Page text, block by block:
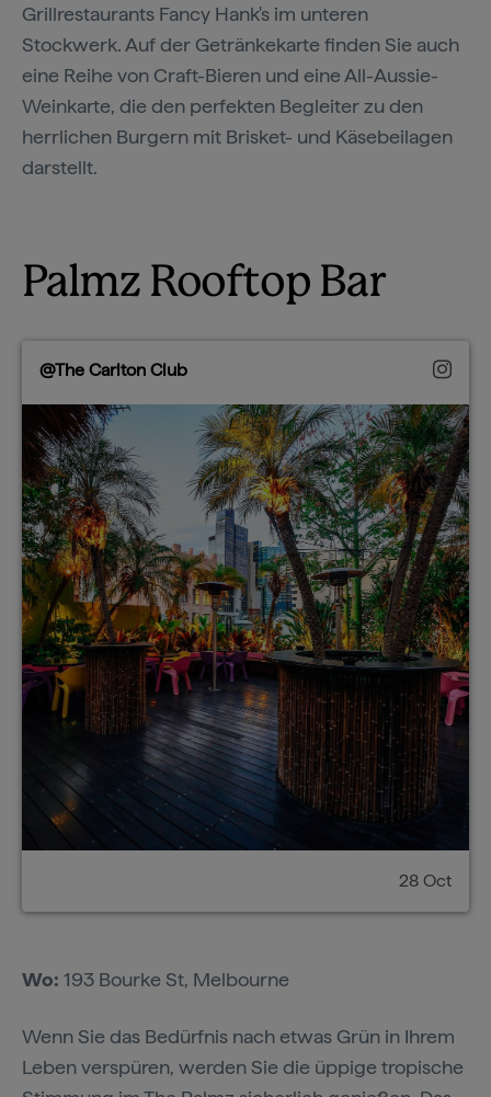
Grillrestaurants Fancy Hank's im unteren
Stockwerk. Auf der Getränkekarte finden Sie auch
eine Reihe von Craft-Bieren und eine All-Aussie-
Weinkarte, die den perfekten Begleiter zu den
herrlichen Burgern mit Brisket- und Käsebeilagen
darstellt.
Palmz Rooftop Bar
@The Carlton Club
28 Oct
Wo: 193 Bourke St, Melbourne
Wenn Sie das Bedürfnis nach etwas Grün in Ihrem
Leben verspüren, werden Sie die üppige tropische